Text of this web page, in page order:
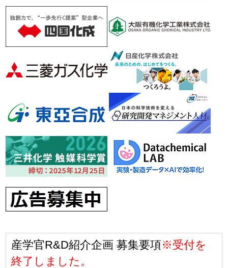
産学官R&D紹介企画 募集要項※受付を
終了しました。